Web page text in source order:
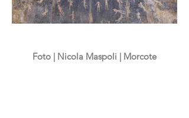
Foto | Nicola Maspoli | Morcote